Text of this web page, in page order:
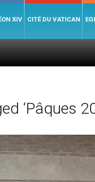
XIV CITÉ DU VATICAN
‘Pâques